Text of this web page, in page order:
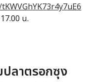
น.
ปลาตรอกซุง